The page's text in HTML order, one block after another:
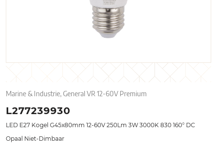
Marine & Industrie, General VR 12-60V Premium
L277239930
LED E27 Kogel G45x80mm 12-60V 250Lm 3W 3000K 830 160° DC
Opaal Niet-Dimbaar